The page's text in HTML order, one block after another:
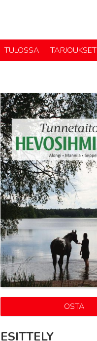
TULOSSA TARJOUKSET
OSTA
ESITTELY